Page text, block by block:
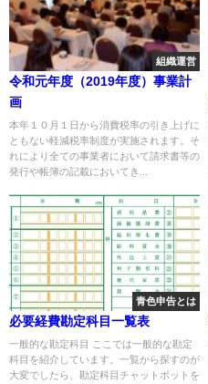
組織運営
令和元年度（2019年度）事業計
画
本年１０月１日から消費税率の引き上げに
ともない軽減税率制度が実施されます。そ
れにより全ての事業者において請求書等の
発行や帳簿の記載においてき...
青色申告とは
必要経費勘定科目一覧表
一般的な勘定科目 ここでは一般的な勘定
科目を紹介しています。一覧から探すのが
大変でしたら、勘定科目チャットボットを